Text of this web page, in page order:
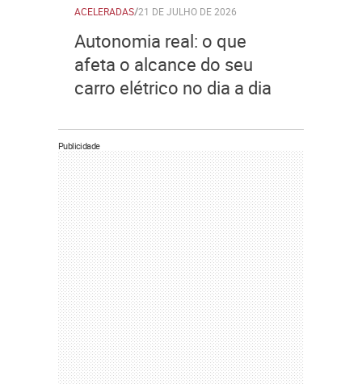
ACELERADAS/21 DE JULHO DE 2026
Autonomia real: o que
afeta o alcance do seu
carro elétrico no dia a dia
Publicidade